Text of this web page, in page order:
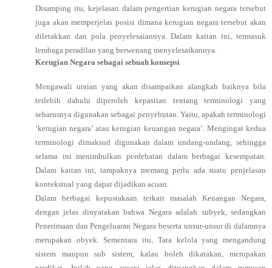
Disamping itu, kejelasan dalam pengertian kerugian negara tersebut
juga akan memperjelas posisi dimana kerugian negara tersebut akan
diletakkan dan pola penyelesaiannya. Dalam kaitan ini, termasuk
lembaga peradilan yang berwenang menyelesaikannya.
Kerugian Negara sebagai sebuah konsepsi
Mengawali uraian yang akan disampaikan alangkah baiknya bila
terlebih dahulu diperoleh kepastian tentang terminologi yang
seharusnya digunakan sebagai penyebutan. Yaitu, apakah terminologi
‘kerugian negara’ atau kerugian keuangan negara’. Mengingat kedua
terminologi dimaksud digunakan dalam undang-undang, sehingga
selama ini menimbulkan perdebatan dalam berbagai kesempatan.
Dalam kaitan ini, tampaknya memang perlu ada suatu penjelasan
kontekstual yang dapat dijadikan acuan.
Dalam berbagai kepustakaan terkait masalah Keuangan Negara,
dengan jelas dinyatakan bahwa Negara adalah subyek, sedangkan
Penerimaan dan Pengeluaran Negara beserta unsur-unsur di dalamnya
merupakan obyek. Sementara itu, Tata kelola yang mengandung
sistem maupun sub sistem, kalau boleh dikatakan, merupakan